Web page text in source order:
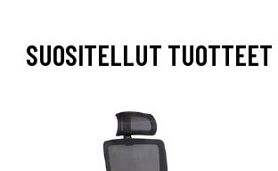
SUOSITELLUT TUOTTEET